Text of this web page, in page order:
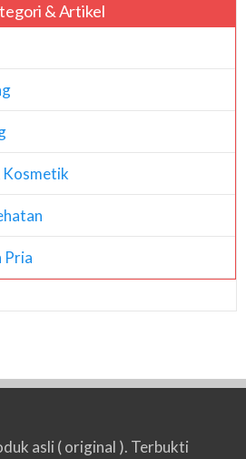
& Artikel
Kosmetik
Pria
asli ( original ). Terbukti